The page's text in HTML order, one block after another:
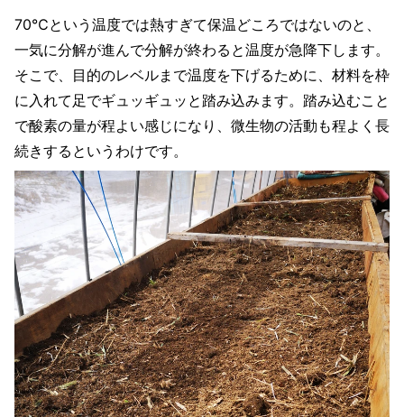
70℃という温度では熱すぎて保温どころではないのと、
一気に分解が進んで分解が終わると温度が急降下します。
そこで、目的のレベルまで温度を下げるために、材料を枠
に入れて足でギュッギュッと踏み込みます。踏み込むこと
で酸素の量が程よい感じになり、微生物の活動も程よく長
続きするというわけです。